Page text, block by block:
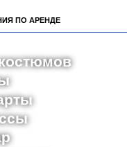
ПО АРЕНДЕ